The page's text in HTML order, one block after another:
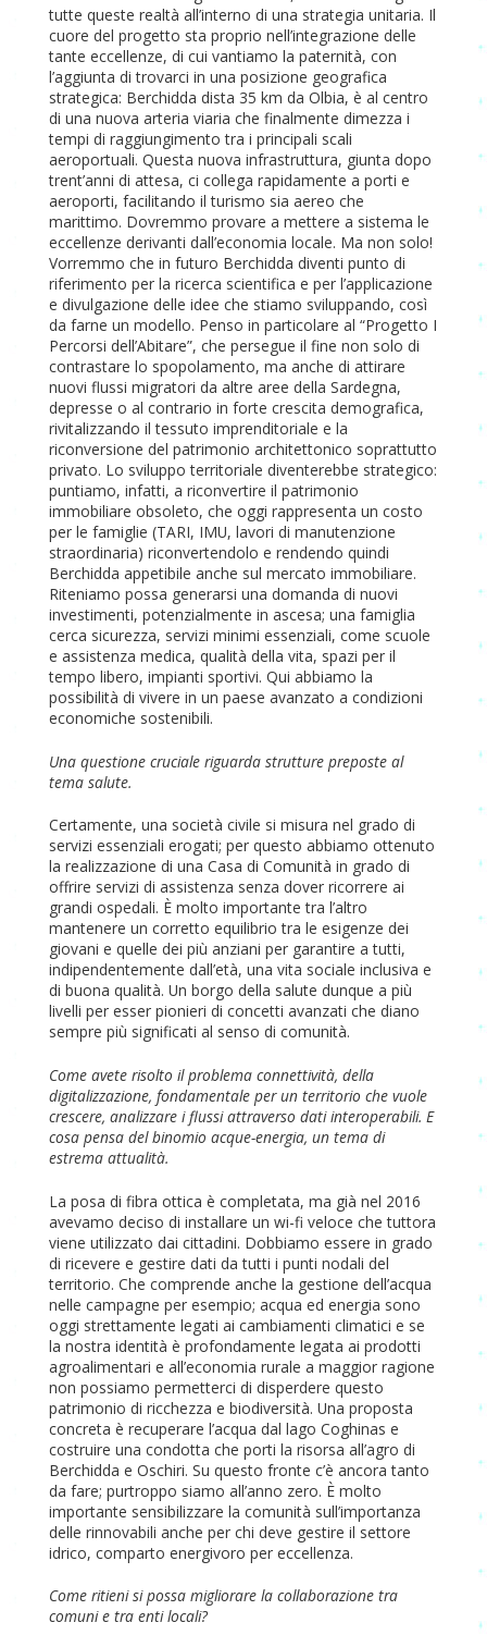
tutte queste realtà all’interno di una strategia unitaria. Il
cuore del progetto sta proprio nell’integrazione delle
tante eccellenze, di cui vantiamo la paternità, con
l’aggiunta di trovarci in una posizione geografica
strategica: Berchidda dista 35 km da Olbia, è al centro
di una nuova arteria viaria che finalmente dimezza i
tempi di raggiungimento tra i principali scali
aeroportuali. Questa nuova infrastruttura, giunta dopo
trent’anni di attesa, ci collega rapidamente a porti e
aeroporti, facilitando il turismo sia aereo che
marittimo. Dovremmo provare a mettere a sistema le
eccellenze derivanti dall’economia locale. Ma non solo!
Vorremmo che in futuro Berchidda diventi punto di
riferimento per la ricerca scientifica e per l’applicazione
e divulgazione delle idee che stiamo sviluppando, così
da farne un modello. Penso in particolare al “Progetto I
Percorsi dell’Abitare”, che persegue il fine non solo di
contrastare lo spopolamento, ma anche di attirare
nuovi flussi migratori da altre aree della Sardegna,
depresse o al contrario in forte crescita demografica,
rivitalizzando il tessuto imprenditoriale e la
riconversione del patrimonio architettonico soprattutto
privato. Lo sviluppo territoriale diventerebbe strategico:
puntiamo, infatti, a riconvertire il patrimonio
immobiliare obsoleto, che oggi rappresenta un costo
per le famiglie (TARI, IMU, lavori di manutenzione
straordinaria) riconvertendolo e rendendo quindi
Berchidda appetibile anche sul mercato immobiliare.
Riteniamo possa generarsi una domanda di nuovi
investimenti, potenzialmente in ascesa; una famiglia
cerca sicurezza, servizi minimi essenziali, come scuole
e assistenza medica, qualità della vita, spazi per il
tempo libero, impianti sportivi. Qui abbiamo la
possibilità di vivere in un paese avanzato a condizioni
economiche sostenibili.
Una questione cruciale riguarda strutture preposte al
tema salute.
Certamente, una società civile si misura nel grado di
servizi essenziali erogati; per questo abbiamo ottenuto
la realizzazione di una Casa di Comunità in grado di
offrire servizi di assistenza senza dover ricorrere ai
grandi ospedali. È molto importante tra l’altro
mantenere un corretto equilibrio tra le esigenze dei
giovani e quelle dei più anziani per garantire a tutti,
indipendentemente dall’età, una vita sociale inclusiva e
di buona qualità. Un borgo della salute dunque a più
livelli per esser pionieri di concetti avanzati che diano
sempre più significati al senso di comunità.
Come avete risolto il problema connettività, della
digitalizzazione, fondamentale per un territorio che vuole
crescere, analizzare i flussi attraverso dati interoperabili. E
cosa pensa del binomio acque-energia, un tema di
estrema attualità.
La posa di fibra ottica è completata, ma già nel 2016
avevamo deciso di installare un wi-fi veloce che tuttora
viene utilizzato dai cittadini. Dobbiamo essere in grado
di ricevere e gestire dati da tutti i punti nodali del
territorio. Che comprende anche la gestione dell’acqua
nelle campagne per esempio; acqua ed energia sono
oggi strettamente legati ai cambiamenti climatici e se
la nostra identità è profondamente legata ai prodotti
agroalimentari e all’economia rurale a maggior ragione
non possiamo permetterci di disperdere questo
patrimonio di ricchezza e biodiversità. Una proposta
concreta è recuperare l’acqua dal lago Coghinas e
costruire una condotta che porti la risorsa all’agro di
Berchidda e Oschiri. Su questo fronte c’è ancora tanto
da fare; purtroppo siamo all’anno zero. È molto
importante sensibilizzare la comunità sull’importanza
delle rinnovabili anche per chi deve gestire il settore
idrico, comparto energivoro per eccellenza.
Come ritieni si possa migliorare la collaborazione tra
comuni e tra enti locali?